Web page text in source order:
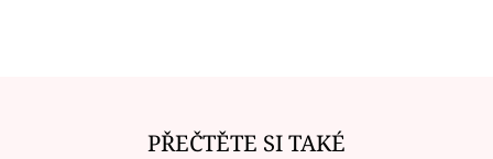
PŘEČTĚTE SI TAKÉ